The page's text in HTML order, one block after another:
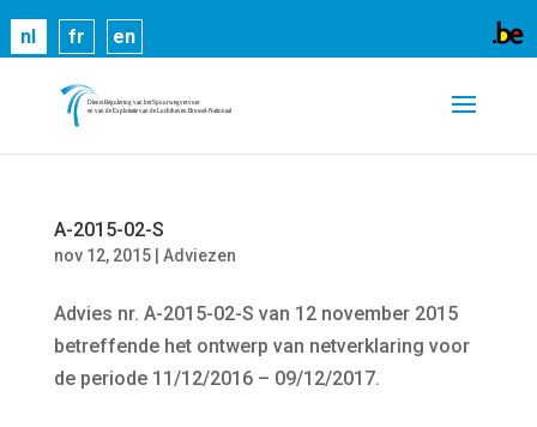
nl fr en
A-2015-02-S
nov 12, 2015| Adviezen
Advies nr. A-2015-02-S van 12 november 2015
betreffende het ontwerp van netverklaring voor
de periode 11/12/2016 – 09/12/2017.
Cookies helpen ons bij het leveren van onze
diensten. Door gebruik te maken van onze diensten,
gaat u akkoord met ons gebruik van cookies.
informatie